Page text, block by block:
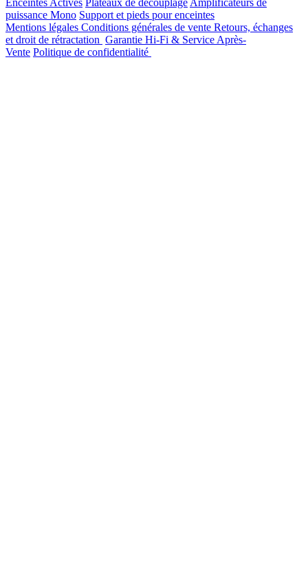
Enceintes Actives Plateaux de découplage Amplificateurs de
puissance Mono Support et pieds pour enceintes
Mentions légales Conditions générales de vente Retours, échanges
et droit de rétractation Garantie Hi-Fi & Service Après-
Vente Politique de confidentialité